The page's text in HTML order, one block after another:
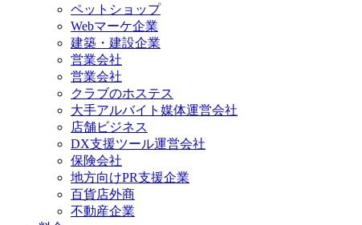
ペットショップ
Webマーケ企業
建築・建設企業
営業会社
営業会社
クラブのホステス
大手アルバイト媒体運営会社
店舗ビジネス
DX支援ツール運営会社
保険会社
地方向けPR支援企業
百貨店外商
不動産企業